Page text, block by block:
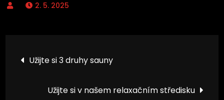
2. 5. 2025
Navigace
pro
Užijte si 3 druhy sauny
Užijte si v našem relaxačním středisku